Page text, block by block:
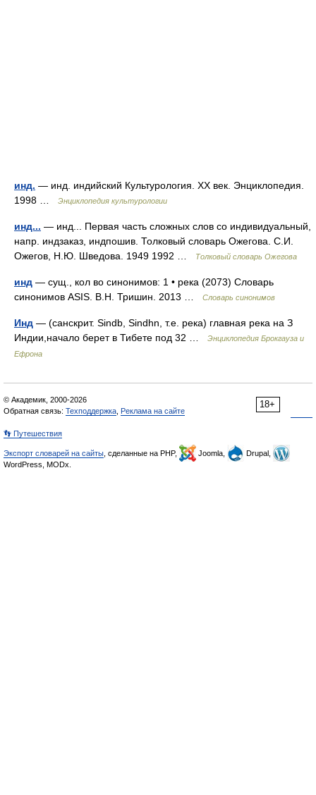
инд. — инд. индийский Культурология. XX век. Энциклопедия.
1998 …
Энциклопедия культурологии
инд... — инд... Первая часть сложных слов со индивидуальный,
напр. индзаказ, индпошив. Толковый словарь Ожегова. С.И.
Ожегов, Н.Ю. Шведова. 1949 1992 …
Толковый словарь Ожегова
инд — сущ., кол во синонимов: 1 • река (2073) Словарь
синонимов ASIS. В.Н. Тришин. 2013 …
Словарь синонимов
Инд — (санскрит. Sindb, Sindhn, т.е. река) главная река на З
Индии,начало берет в Тибете под 32 …
Энциклопедия Брокгауза и
Ефрона
18+
© Академик, 2000-2026
Обратная связь: Техподдержка Реклама на сайте
👣 Путешествия
Экспорт словарей на сайты , сделанные на PHP, Joomla,
Drupal,
WordPress, MODx.